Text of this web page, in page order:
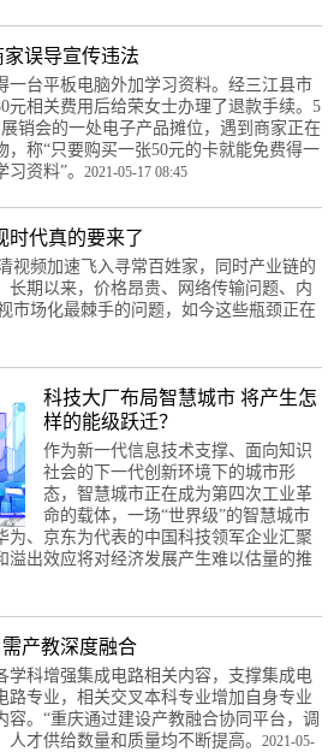
误导宣传违法
一台平板电脑外加学习资料。经三江县市
元相关费用后给荣女士办理了退款手续。5
销会的一处电子产品摊位，遇到商家正在
，称“只要购买一张50元的卡就能免费得一
资料”。 2021-05-17 08:45
时代真的要来了
视频加速飞入寻常百姓家，同时产业链的
长期以来，价格昂贵、网络传输问题、内
市场化最棘手的问题，如今这些瓶颈正在
科技大厂布局智慧城市 将产生怎
样的能级跃迁？
作为新一代信息技术支撑、面向知识
社会的下一代创新环境下的城市形
态，智慧城市正在成为第四次工业革
命的载体，一场“世界级”的智慧城市
为、京东为代表的中国科技领军企业汇聚
溢出效应将对经济发展产生难以估量的推
产教深度融合
学科增强集成电路相关内容，支撑集成电
路专业，相关交叉本科专业增加自身专业
容。“重庆通过建设产教融合协同平台，调
才供给数量和质量均不断提高。 2021-05-